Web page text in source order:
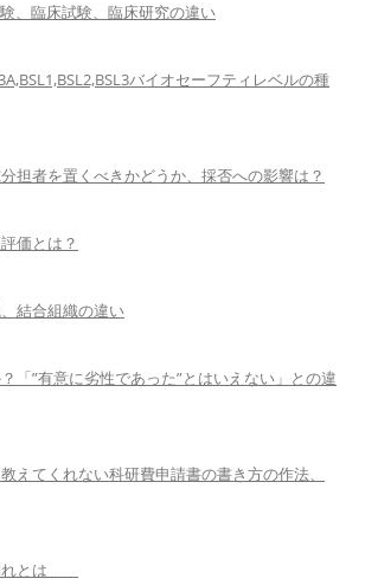
験、臨床試験、臨床研究の違い
バイオセーフティレベルの種
担者を置くべきかどうか、採否への影響は？
価とは？
結合組織の違い
「”有意に劣性であった”とはいえない」との違
えてくれない科研費申請書の書き方の作法、
れとは